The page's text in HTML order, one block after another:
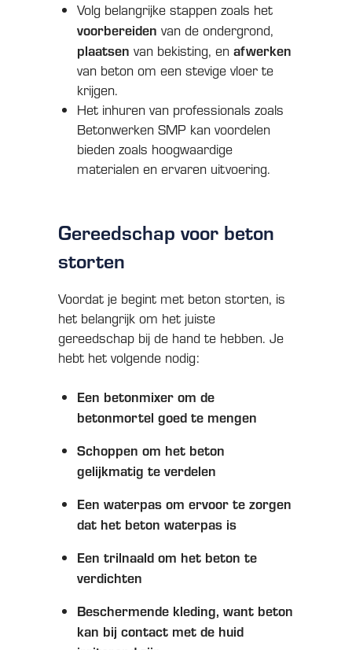
Volg belangrijke stappen zoals het
voorbereiden van de ondergrond,
plaatsen van bekisting, en afwerken
van beton om een stevige vloer te
krijgen.
Het inhuren van professionals zoals
Betonwerken SMP kan voordelen
bieden zoals hoogwaardige
materialen en ervaren uitvoering.
Gereedschap voor beton
storten
Voordat je begint met beton storten, is
het belangrijk om het juiste
gereedschap bij de hand te hebben. Je
hebt het volgende nodig:
Een betonmixer om de
betonmortel goed te mengen
Schoppen om het beton
gelijkmatig te verdelen
Een waterpas om ervoor te zorgen
dat het beton waterpas is
Een trilnaald om het beton te
verdichten
Beschermende kleding, want beton
kan bij contact met de huid